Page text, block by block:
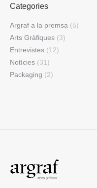
Categories
Argraf a la premsa (5)
Arts Gràfiques (3)
Entrevistes (12)
Notícies (31)
Packaging (2)